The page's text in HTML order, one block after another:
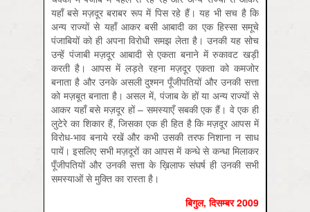
यहाँ बसे मज़दूर बराबर रूप में पिस रहे हैं। यह भी सच है कि
अन्य राज्यों से यहाँ आकर बसी आबादी का एक हिस्सा समूचे
पंजाबियों को ही अपना विरोधी समझ लेता है। उनकी यह सोच
उन्हें पंजाबी मज़दूर आबादी से एकता बनाने में रुकावट खड़ी
करती है। आपस में लड़ते रहना मज़दूर एकता को कमजोर
बनाता है और उनके असली दुश्मन पूँजीपतियों और उनकी सत्ता
को मज़बूत बनाता है। असल में, पंजाब के हों या अन्य राज्यों से
आकर यहाँ बसे मज़दूर हों – समस्याएँ सबकी एक हैं। वे एक ही
लुटेरे का शिकार हैं, जिसका एक ही हित है कि मज़दूर आपस में
विरोध-भाव बनाये रखें और कभी उसकी तरफ निशाना न साध
पायें। इसलिए सभी मज़दूरों का आपस में कन्धे से कन्धा मिलाकर
पूँजीपतियों और उनकी सत्ता के ख़िलाफ संघर्ष ही उनकी सभी
समस्याओं से मुक्ति का रास्ता है।
बिगुल,दिसम्‍बर2009